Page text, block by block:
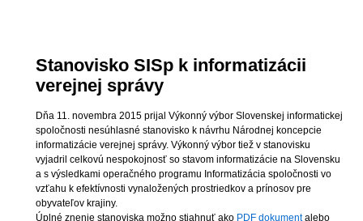
Stanovisko SISp k informatizácii
verejnej správy
Dňa 11. novembra 2015 prijal Výkonný výbor Slovenskej informatickej
spoločnosti nesúhlasné stanovisko k návrhu Národnej koncepcie
informatizácie verejnej správy. Výkonný výbor tiež v stanovisku
vyjadril celkovú nespokojnosť so stavom informatizácie na Slovensku
a s výsledkami operačného programu Informatizácia spoločnosti vo
vzťahu k efektívnosti vynaložených prostriedkov a prínosov pre
obyvateľov krajiny.
Úplné znenie stanoviska možno stiahnuť ako PDF dokumentalebo